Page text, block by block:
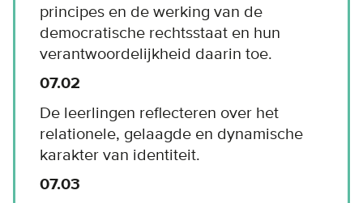
principes en de werking van de
democratische rechtsstaat en hun
verantwoordelijkheid daarin toe.
07.02
De leerlingen reflecteren over het
relationele, gelaagde en dynamische
karakter van identiteit.
07.03